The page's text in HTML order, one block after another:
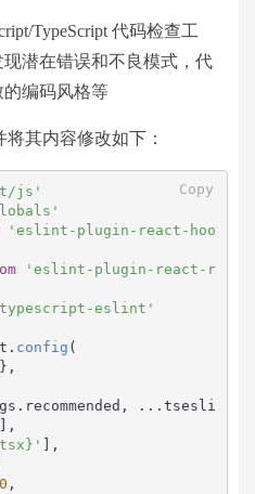
TypeScript 代码检查工
潜在错误和不良模式，​代
编码风格等
将其内容修改如下：
js'
'eslint-plugin-react-hoo
'eslint-plugin-react-r
eslint'
config (
. recommended , ...tsesli
],
],
,
Copy